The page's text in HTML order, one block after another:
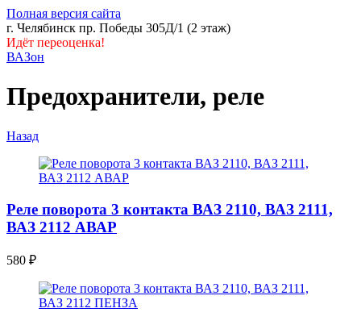
Полная версия сайта
г. Челябинск пр. Победы 305Д/1 (2 этаж)
Идёт переоценка!
ВАЗон
Предохранители, реле
Назад
Реле поворота 3 контакта ВАЗ 2110, ВАЗ 2111,
ВАЗ 2112 АВАР
580 ₽